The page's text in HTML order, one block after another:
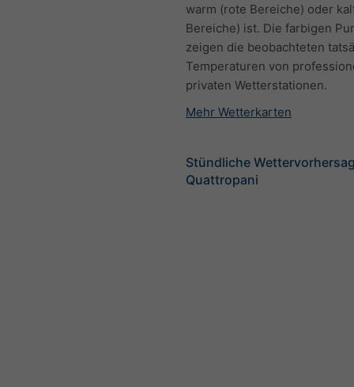
warm (rote Bereiche) oder
Bereiche) ist. Die farbigen
zeigen die beobachteten
Temperaturen von
privaten Wetterstationen.
Mehr Wetterkarten
Stündliche
Quattropani